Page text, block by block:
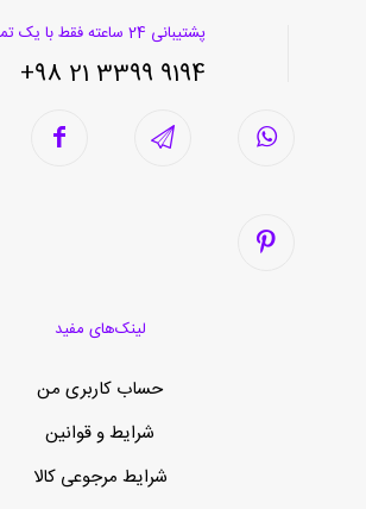
پشتیبانی 24 ساعته فقط با یک تماس
9194 3399 21 98+
لینک‌های مفید
حساب کاربری من
شرایط و قوانین
شرایط مرجوعی کالا